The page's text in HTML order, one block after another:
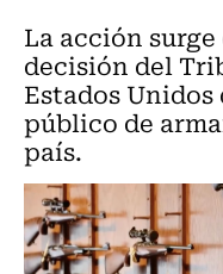
La acción
decisión del
Estados
público de
país.